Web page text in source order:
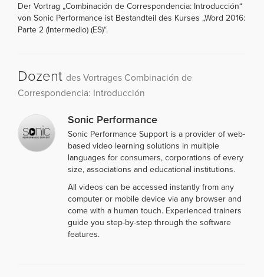
Der Vortrag „Combinación de Correspondencia: Introducción“
von Sonic Performance ist Bestandteil des Kurses „Word 2016:
Parte 2 (Intermedio) (ES)“.
Dozent des Vortrages Combinación de
Correspondencia: Introducción
Sonic Performance
Sonic Performance Support is a provider of web-
based video learning solutions in multiple
languages for consumers, corporations of every
size, associations and educational institutions.
All videos can be accessed instantly from any
computer or mobile device via any browser and
come with a human touch. Experienced trainers
guide you step-by-step through the software
features.